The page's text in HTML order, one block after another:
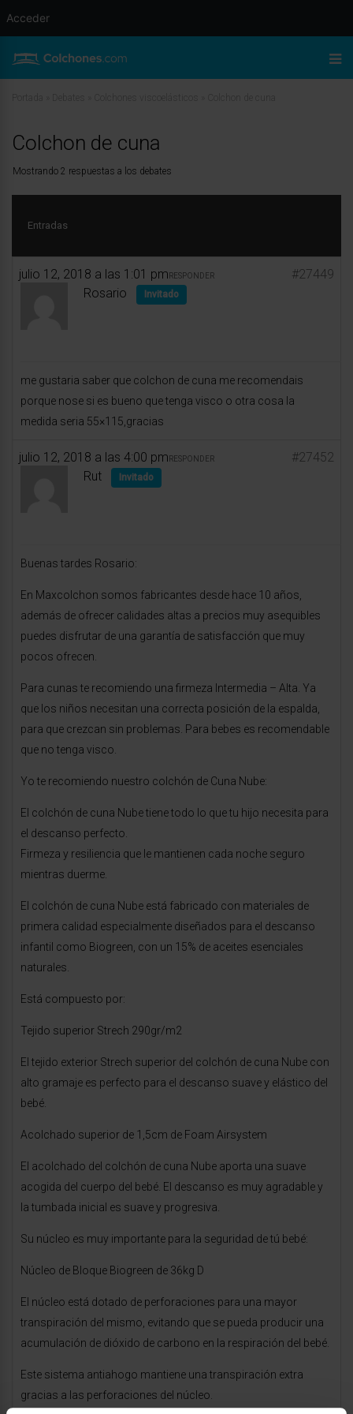
Colchon de cuna
Mostrando 2 respuestas a los debates
Entradas
julio 12, 2018 a las 1:01 pm #27449
RESPONDER
Rosario Invitado
me gustaria saber que colchon de cuna me recomendais
porque nose si es bueno que tenga visco o otra cosa la
medida seria 55×115,gracias
julio 12, 2018 a las 4:00 pm #27452
RESPONDER
Rut Invitado
Buenas tardes Rosario:
En Maxcolchon somos fabricantes desde hace 10 años,
además de ofrecer calidades altas a precios muy asequibles
puedes disfrutar de una garantía de satisfacción que muy
pocos ofrecen.
Para cunas te recomiendo una firmeza Intermedia – Alta. Ya
que los niños necesitan una correcta posición de la espalda,
para que crezcan sin problemas. Para bebes es recomendable
que no tenga visco.
Yo te recomiendo nuestro colchón de Cuna Nube:
El colchón de cuna Nube tiene todo lo que tu hijo necesita para
el descanso perfecto.
Firmeza y resiliencia que le mantienen cada noche seguro
mientras duerme.
El colchón de cuna Nube está fabricado con materiales de
primera calidad especialmente diseñados para el descanso
infantil como Biogreen, con un 15% de aceites esenciales
naturales.
Está compuesto por:
Tejido superior Strech 290gr/m2
El tejido exterior Strech superior del colchón de cuna Nube con
alto gramaje es perfecto para el descanso suave y elástico del
bebé.
Acolchado superior de 1,5cm de Foam Airsystem
El acolchado del colchón de cuna Nube aporta una suave
acogida del cuerpo del bebé. El descanso es muy agradable y
la tumbada inicial es suave y progresiva.
Su núcleo es muy importante para la seguridad de tú bebé:
Núcleo de Bloque Biogreen de 36kg D
El núcleo está dotado de perforaciones para una mayor
transpiración del mismo, evitando que se pueda producir una
acumulación de dióxido de carbono en la respiración del bebé.
Este sistema antiahogo mantiene una transpiración extra
gracias a las perforaciones del núcleo.
Acceder